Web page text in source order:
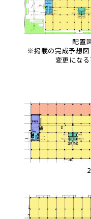
配置
※掲載の完成予想図
変更になる